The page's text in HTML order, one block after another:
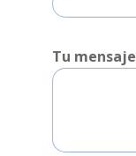
Tu mensaje